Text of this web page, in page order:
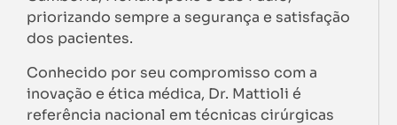
priorizando sempre a segurança e satisfação
dos pacientes.
Conhecido por seu compromisso com a
inovação e ética médica, Dr. Mattioli é
referência nacional em técnicas cirúrgicas